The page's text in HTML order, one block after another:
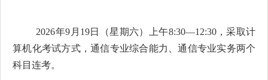
2026年9 月 19日（星期六）上午8:30—12:30，采取计
算机化考试方式，通信专业综合能力、通信专业实务两个
科目连考。